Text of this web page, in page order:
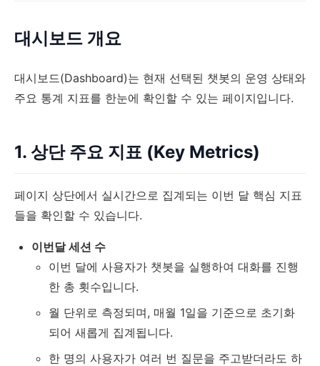
대시보드 개요
대시보드(Dashboard)는 현재 선택된 챗봇의 운영 상태와
주요 통계 지표를 한눈에 확인할 수 있는 페이지입니다.
1. 상단 주요 지표 (Key Metrics)
페이지 상단에서 실시간으로 집계되는 이번 달 핵심 지표
들을 확인할 수 있습니다.
이번달 세션 수
이번 달에 사용자가 챗봇을 실행하여 대화를 진행
한 총 횟수입니다.
월 단위로 측정되며, 매월 1일을 기준으로 초기화
되어 새롭게 집계됩니다.
한 명의 사용자가 여러 번 질문을 주고받더라도 하